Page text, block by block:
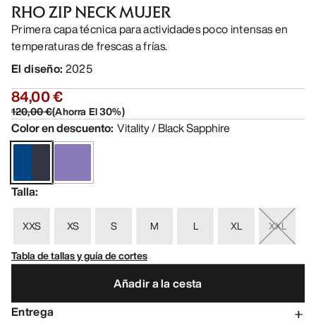
RHO ZIP NECK MUJER
Primera capa técnica para actividades poco intensas en
temperaturas de frescas a frías.
El diseño: 2025
84,00 €
120,00 €(Ahorra El30%)
Color en descuento: Vitality / Black Sapphire
Talla:
XXS XS S M L XL
XXL
Tabla de tallas y guía de cortes
Añadir a la cesta
Entrega